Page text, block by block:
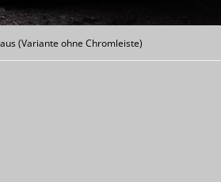
(Variante ohne Chromleiste)